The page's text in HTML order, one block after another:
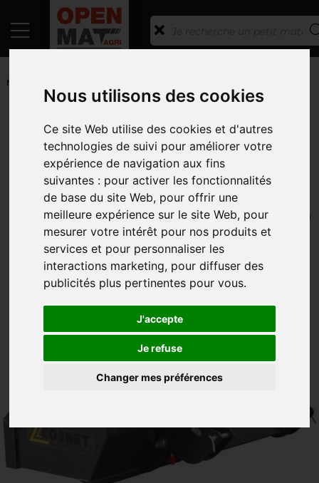
Nous utilisons des cookies
Ce site Web utilise des cookies et d'autres
technologies de suivi pour améliorer votre
expérience de navigation aux fins
suivantes : pour activer les fonctionnalités
de base du site Web, pour offrir une
meilleure expérience sur le site Web, pour
mesurer votre intérêt pour nos produits et
services et pour personnaliser les
interactions marketing, pour diffuser des
publicités plus pertinentes pour vous.
J'accepte
Je refuse
Changer mes préférences
MATERIELS
COSNET
GODET HYDRAULIQUE 2,3 M 3
POINTS
RÉFÉRENCE : COSN1112303